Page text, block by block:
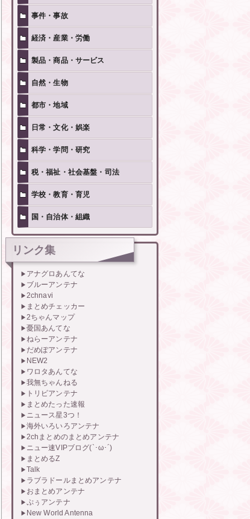
事件・事故
経済・産業・労働
製品・商品・サービス
自然・生物
都市・地域
日常・文化・娯楽
科学・学問・研究
税・福祉・社会基盤・司法
学校・教育・育児
国・自治体・組織
リンク集
アナグロあんてな
ブルーアンテナ
2chnavi
まとめチェッカー
2ちゃんマップ
憂国あんてな
ねらーアンテナ
だめぽアンテナ
NEW2
ワロタあんてな
我無ちゃんねる
トリビアンテナ
まとめたった速報
ニュース星3つ！
海外いろいろアンテナ
2chまとめのまとめアンテナ
ニュー速VIPブログ(`･ω･´)
まとめるZ
Talk
ラブラドールまとめアンテナ
おまとめアンテナ
ぷぅアンテナ
New World Antenna